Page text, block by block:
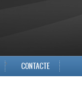
CONTACTE